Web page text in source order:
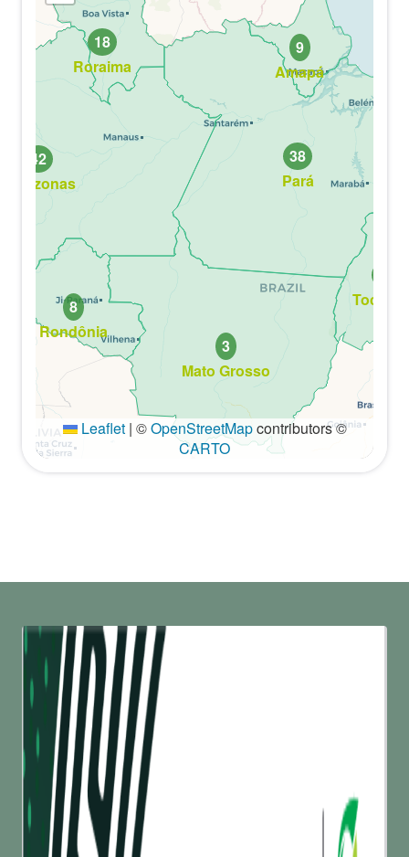
42
Amazonas
9
Amapá
3
Mato Grosso
38
Pará
8
Rondônia
18
Roraima
Leaflet | ©OpenStreetMapcontributors ©
CARTO